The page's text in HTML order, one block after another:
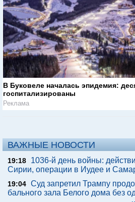
В Буковеле началась эпидемия:
госпитализированы
Реклама
ВАЖНЫЕ НОВОСТИ
19:18
1036-й день войны:
Сирии, операции в Иудее и
19:04 Суд запретил Трампу
бального зала Белого дома без